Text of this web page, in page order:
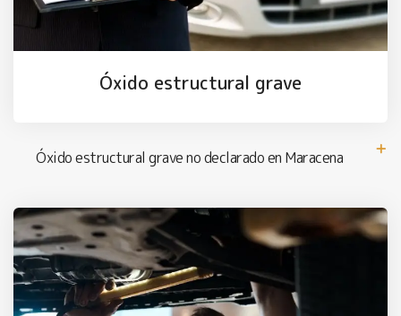
Óxido estructural grave
Óxido estructural grave no declarado en Maracena